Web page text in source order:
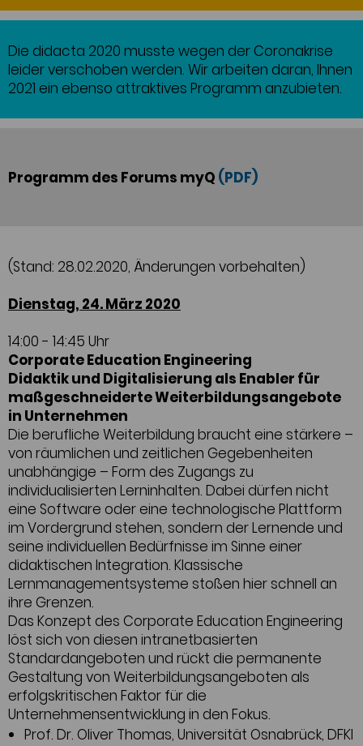
Die didacta 2020 musste wegen der Coronakrise
leider verschoben werden. Wir arbeiten daran, Ihnen
2021 ein ebenso attraktives Programm anzubieten.
Programm des Forums myQ (PDF)
(Stand: 28.02.2020, Änderungen vorbehalten)
Dienstag, 24. März 2020
14:00 - 14:45 Uhr
Corporate Education Engineering
Didaktik und Digitalisierung als Enabler für
maßgeschneiderte Weiterbildungsangebote
in Unternehmen
Die berufliche Weiterbildung braucht eine stärkere –
von räumlichen und zeitlichen Gegebenheiten
unabhängige – Form des Zugangs zu
individualisierten Lerninhalten. Dabei dürfen nicht
eine Software oder eine technologische Plattform
im Vordergrund stehen, sondern der Lernende und
seine individuellen Bedürfnisse im Sinne einer
didaktischen Integration. Klassische
Lernmanagementsysteme stoßen hier schnell an
ihre Grenzen.
Das Konzept des Corporate Education Engineering
löst sich von diesen intranetbasierten
Standardangeboten und rückt die permanente
Gestaltung von Weiterbildungsangeboten als
erfolgskritischen Faktor für die
Unternehmensentwicklung in den Fokus.
Prof. Dr. Oliver Thomas, Universität Osnabrück, DFKI